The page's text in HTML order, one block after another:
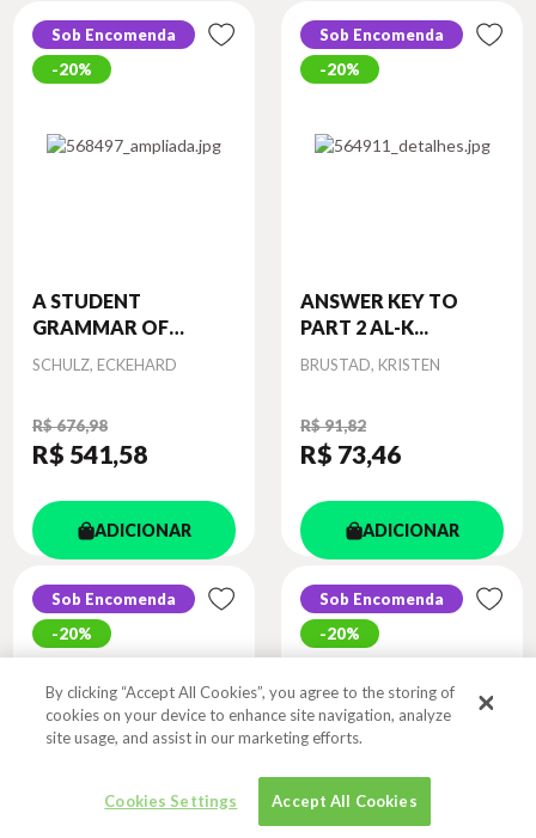
Sob Encomenda
20%
A STUDENT
GRAMMAR OF
MODE...
Autor
SCHULZ, ECKEHARD
R$ 676,98
R$ 541,58
ADICIONAR
Sob Encomenda
20%
ANSWER KEY TO
PART 2 AL-K...
Autor
BRUSTAD, KRISTEN
R$ 91,82
R$ 73,46
ADICIONAR
Sob Encomenda
20%
Sob Encomenda
20%
By clicking “Accept All Cookies”, you agree to the storing of
cookies on your device to enhance site navigation, analyze
site usage, and assist in our marketing efforts.
Cookies Settings Accept All Cookies